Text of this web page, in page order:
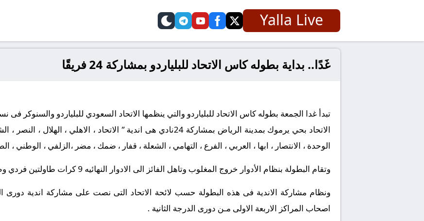
Yalla Live
twitter
facebook
youtube
telegram
skin
غَدًا.. بداية بطوله كاس الاتحاد للبلياردو بمشاركة 24 فريقًا
تبدأ غدا الجمعة بطوله كاس الاتحاد للبلياردو والتي ينظمها الاتحاد السعودي للبلياردو والسنوكر
الاتحاد بحي يرموك بمدينة الرياض بمشاركة 24نادي هى اندية ” الاتحاد ، الاهلي
الوحدة ، الانتصار ، ابها ، العربي ، الفرع ، التهامي ، الشعلة ، قفار ، ضمك ، مضر ،الزلفي ، الوطني ،
وتقام البطولة بنظام الأدوار خروج المغلوب وتاهل الفائز الى الادوار النهائيه 9 كرات طاولتين فردي وطاولة زوجي .
ونظام مشاركة الاندية فى هذه البطولة حسب لائحة الاتحاد التى نصت على مشاركة اندية دورى
اصحاب المراكز الاربعة الاولى مـن دورى الدرجة الثانية .